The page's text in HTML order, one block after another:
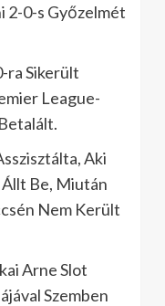
2-0-s Győzelmét
ra Sikerült
League-
Aki
Be, Miután
Nem Került
Arne Slot
Szemben